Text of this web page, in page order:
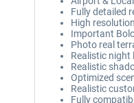
Fully detailed
High
Important
Photo real
Realistic night
Realistic
Optimized
Realistic
Fully